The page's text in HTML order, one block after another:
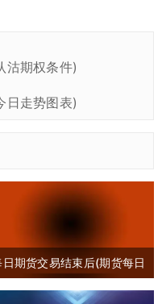
沽期权条件)
日走势图表)
日期货交易结束后(期货每日
易时间)